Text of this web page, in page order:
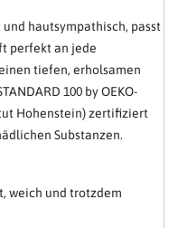
hautsympathisch, passt
perfekt an jede
tiefen, erholsamen
100 by OEKO-
Hohenstein) zertifiziert
Substanzen.
weich und trotzdem